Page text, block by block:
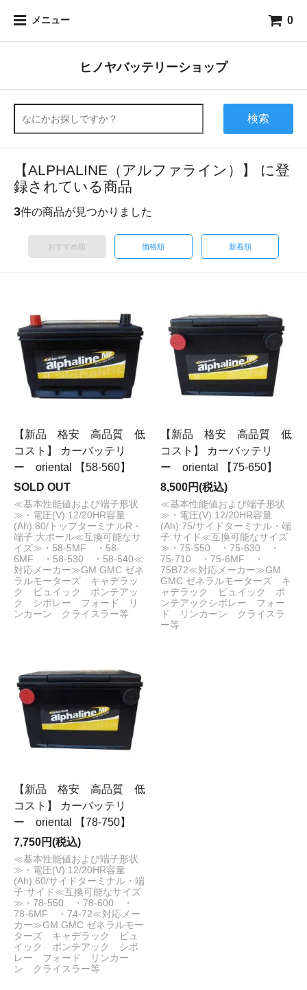
メニュー 0
ヒノヤバッテリーショップ
検索
【ALPHALINE（アルファライン）】 に登
録されている商品
3件の商品が見つかりました
おすすめ順 価格順 新着順
【新品 格安 高品質 低
コスト】 カーバッテリ
ー oriental 【58-560】
SOLD OUT
≪基本性能値および端子形状
≫・電圧(V):12/20HR容量
(Ah):60/トップターミナルR・
端子:大ポール≪互換可能なサ
イズ≫・58-5MF ・58-
6MF ・58-530 ・58-540≪
対応メーカー≫GM GMC ゼネ
ラルモーターズ キャデラッ
ク ビュイック ポンテアッ
ク シボレー フォード リ
ンカーン クライスラー等
【新品 格安 高品質 低
コスト】 カーバッテリ
ー oriental 【75-650】
8,500円(税込)
≪基本性能値および端子形状
≫・電圧(V):12/20HR容量
(Ah):75/サイドターミナル・端
子:サイド≪互換可能なサイズ
≫・75-550 ・75-630 ・
75-710 ・75-6MF ・
75B72≪対応メーカー≫GM
GMC ゼネラルモーターズ キ
ャデラック ビュイック ポ
ンテアックシボレー フォー
ド リンカーン クライスラ
ー等
【新品 格安 高品質 低
コスト】 カーバッテリ
ー oriental 【78-750】
7,750円(税込)
≪基本性能値および端子形状
≫・電圧(V):12/20HR容量
(Ah):60/サイドターミナル・端
子:サイド≪互換可能なサイズ
≫・78-550 ・78-600 ・
78-6MF ・74-72≪対応メー
カー≫GM GMC ゼネラルモー
ターズ キャデラック ビュ
イック ポンテアック シボ
レー フォード リンカー
ン クライスラー等